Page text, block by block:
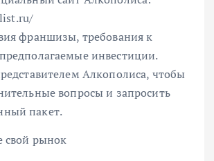
франшизы, требования к
инвестиции.
Алкополиса, чтобы
вопросы и запросить
пакет.
свой рынок